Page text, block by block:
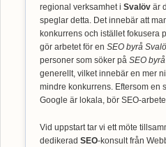
regional verksamhet i Svalöv är
speglar detta. Det innebär att
konkurrens och istället fokusera
gör arbetet för en SEO byrå
personer som söker på SEO
generellt, vilket innebär en mer
mindre konkurrens. Eftersom en
Google är lokala, bör SEO-
Vid uppstart tar vi ett möte
dedikerad SEO-konsult från